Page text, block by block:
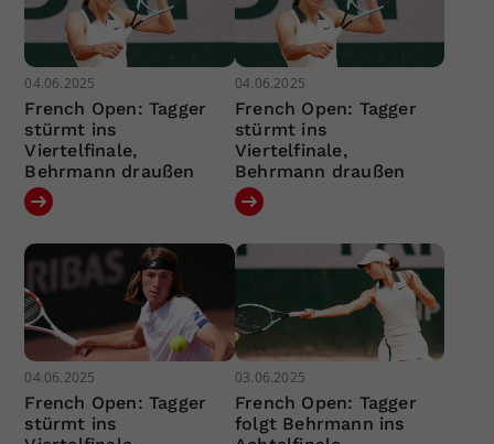
04.06.2025
French Open: Tagger
stürmt ins
Viertelfinale,
Behrmann draußen
04.06.2025
French Open: Tagger
stürmt ins
Viertelfinale,
Behrmann draußen
04.06.2025
French Open: Tagger
stürmt ins
03.06.2025
French Open: Tagger
folgt Behrmann ins